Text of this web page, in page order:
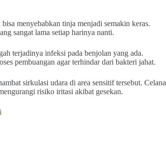
menyebabkan tinja menjadi semakin keras.
sangat lama setiap harinya nanti.
terjadinya infeksi pada benjolan yang ada.
pembuangan agar terhindar dari bakteri jahat.
sirkulasi udara di area sensitif tersebut. Celana
risiko iritasi akibat gesekan.